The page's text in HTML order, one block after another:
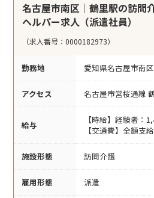
名古屋市南区｜鶴里駅の訪問
ヘルパー求人（派遣社員）
（求人番号：0000182973）
勤務地 愛知県名古屋市南区
アクセス 名古屋市営桜通線
給与
【時給】経験者：
【交通費】全額支給
施設形態 訪問介護
雇用形態 派遣